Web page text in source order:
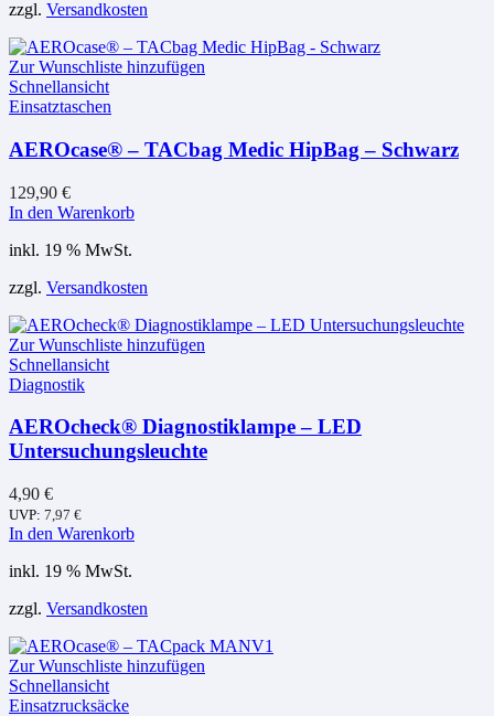
zzgl. Versandkosten
Zur Wunschliste hinzufügen
Schnellansicht
Einsatztaschen
AEROcase® – TACbag Medic HipBag – Schwarz
129,90 €
In den Warenkorb
inkl. 19 % MwSt.
zzgl. Versandkosten
Zur Wunschliste hinzufügen
Schnellansicht
Diagnostik
AEROcheck® Diagnostiklampe – LED
Untersuchungsleuchte
4,90 €
UVP: 7,97 €
In den Warenkorb
inkl. 19 % MwSt.
zzgl. Versandkosten
Zur Wunschliste hinzufügen
Schnellansicht
Einsatzrucksäcke